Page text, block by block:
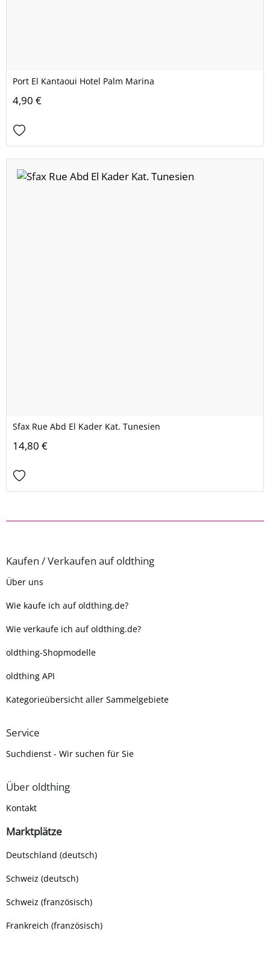
Port El Kantaoui Hotel Palm Marina
4,90 €
Sfax Rue Abd El Kader Kat. Tunesien
14,80 €
Kaufen / Verkaufen auf oldthing
Über uns
Wie kaufe ich auf oldthing.de?
Wie verkaufe ich auf oldthing.de?
oldthing-Shopmodelle
oldthing API
Kategorieübersicht aller Sammelgebiete
Service
Suchdienst - Wir suchen für Sie
Über oldthing
Kontakt
Marktplätze
Deutschland (deutsch)
Schweiz (deutsch)
Schweiz (französisch)
Frankreich (französisch)